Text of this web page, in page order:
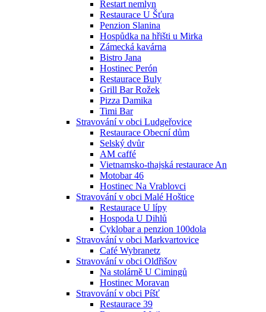
Restart nemlyn
Restaurace U Šťura
Penzion Slanina
Hospůdka na hřišti u Mirka
Zámecká kavárna
Bistro Jana
Hostinec Perón
Restaurace Buly
Grill Bar Rožek
Pizza Damika
Timi Bar
Stravování v obci Ludgeřovice
Restaurace Obecní dům
Selský dvůr
AM caffé
Vietnamsko-thajská restaurace An
Motobar 46
Hostinec Na Vrablovci
Stravování v obci Malé Hoštice
Restaurace U lípy
Hospoda U Dihlů
Cyklobar a penzion 100dola
Stravování v obci Markvartovice
Café Wybranetz
Stravování v obci Oldřišov
Na stolárně U Cimingů
Hostinec Moravan
Stravování v obci Píšť
Restaurace 39